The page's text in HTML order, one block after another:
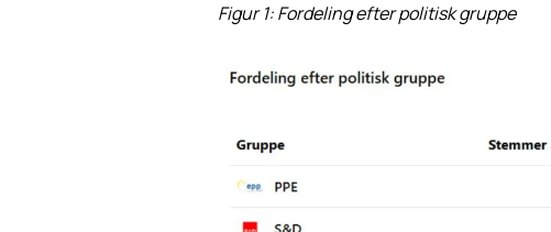
Figur 1: Fordeling efter politisk gruppe